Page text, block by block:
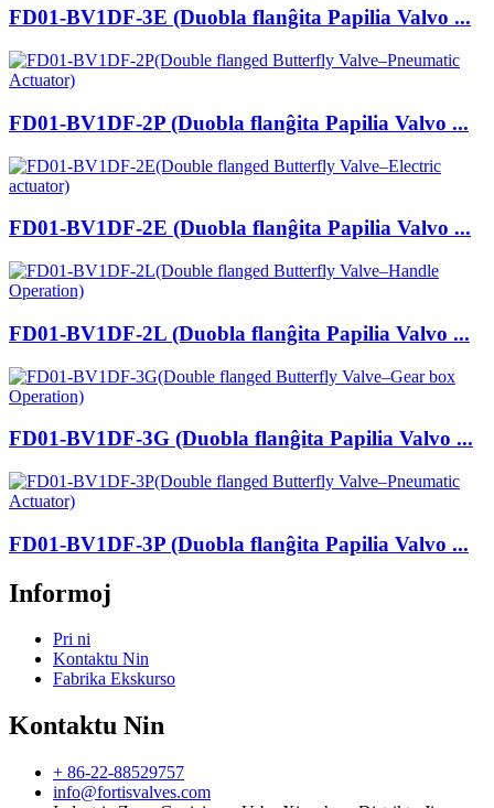
FD01-BV1DF-3E (Duobla flanĝita Papilia Valvo ...
FD01-BV1DF-2P (Duobla flanĝita Papilia Valvo ...
FD01-BV1DF-2E (Duobla flanĝita Papilia Valvo ...
FD01-BV1DF-2L (Duobla flanĝita Papilia Valvo ...
FD01-BV1DF-3G (Duobla flanĝita Papilia Valvo ...
FD01-BV1DF-3P (Duobla flanĝita Papilia Valvo ...
Informoj
Pri ni
Kontaktu Nin
Fabrika Ekskurso
Kontaktu Nin
+ 86-22-88529757
info@fortisvalves.com